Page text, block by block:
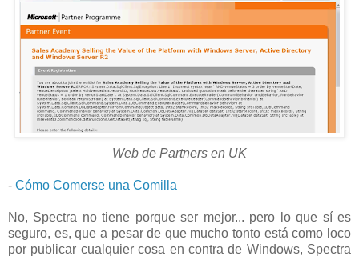
Web de Partners en UK
- Cómo Comerse una Comilla
No, Spectra no tiene porque ser mejor... pero lo que sí es
seguro, es, que a pesar de que mucho tonto está como loco
por publicar cualquier cosa en contra de Windows, Spectra